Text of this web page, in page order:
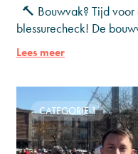
🔨 Bouwvak? Tijd voor
blessurecheck! De
even op adem te
last
Lees meer
CATEGORIE 1